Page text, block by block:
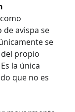
de avispa se
se
propio
la única
que no es